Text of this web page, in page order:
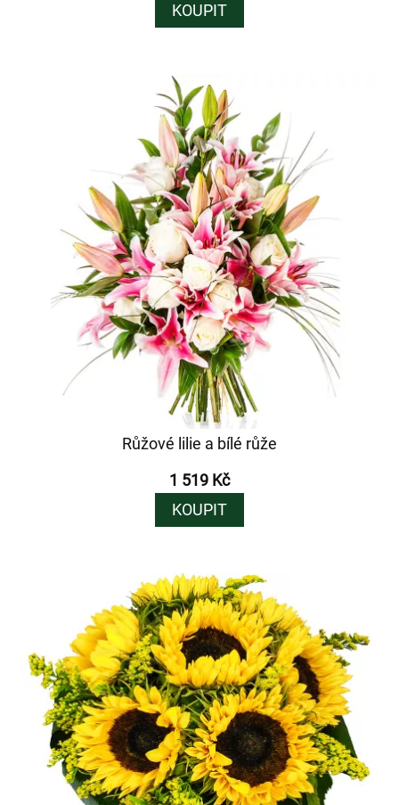
KOUPIT
Růžové lilie a bílé růže
1 519 Kč
KOUPIT